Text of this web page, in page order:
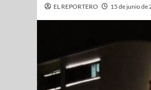
EL REPORTERO 15 de junio de